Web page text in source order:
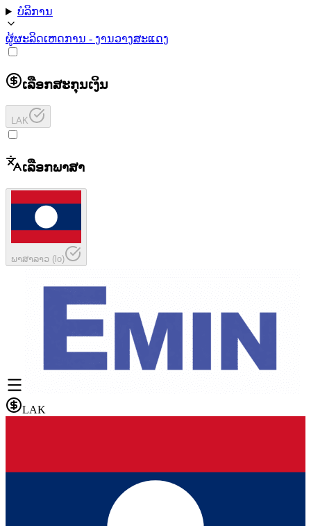
ບໍລິການ
ຜູ້ຜະລິດເຫດການ - ງານວາງສະແດງ
ເລືອກສະກຸນເງິນ
LAK
ເລືອກພາສາ
ພາສາລາວ (lo)
LAK